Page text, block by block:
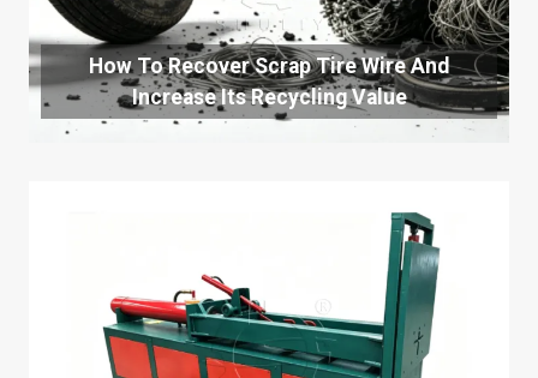
How To Recover Scrap Tire Wire And
Increase Its Recycling Value